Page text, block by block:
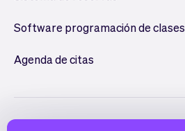
Software programación de clases
Agenda de citas